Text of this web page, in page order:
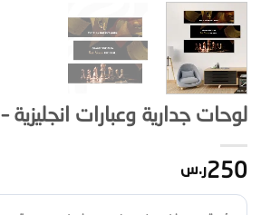
لوحات جدارية وعبارات انجليزية – Q21
250ر.س